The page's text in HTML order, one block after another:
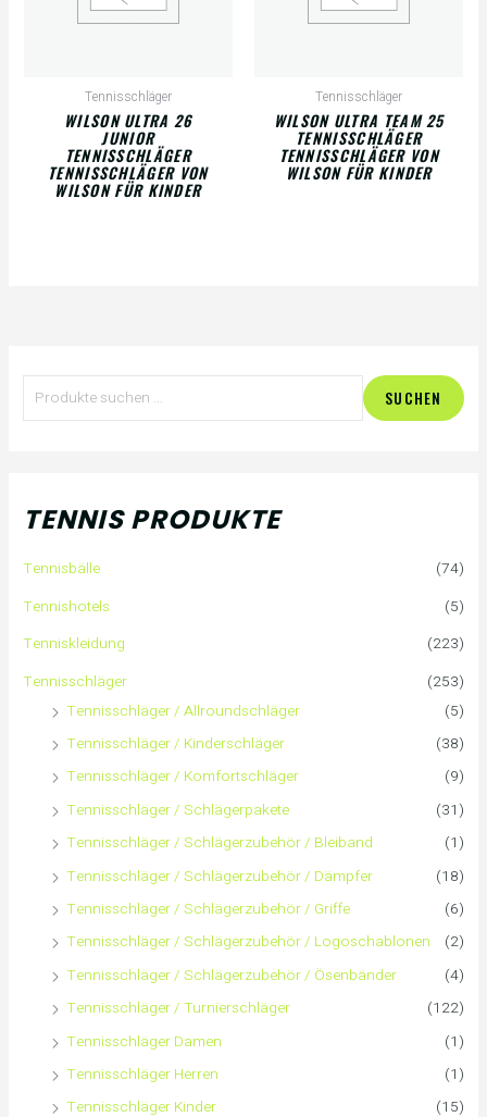
Tennisschläger
WILSON ULTRA 26
JUNIOR
TENNISSCHLÄGER
TENNISSCHLÄGER VON
WILSON FÜR KINDER
Tennisschläger
WILSON ULTRA TEAM 25
TENNISSCHLÄGER
TENNISSCHLÄGER VON
WILSON FÜR KINDER
n
a
SUCHEN
TENNIS PRODUKTE
Tennisbälle
(74)
Tennishotels
(5)
Tenniskleidung
(223)
Tennisschläger
(253)
Tennisschläger / Allroundschläger
(5)
Tennisschläger / Kinderschläger
(38)
Tennisschläger / Komfortschläger
(9)
Tennisschläger / Schlägerpakete
(31)
Tennisschläger / Schlägerzubehör / Bleiband
(1)
Tennisschläger / Schlägerzubehör / Dämpfer
(18)
Tennisschläger / Schlägerzubehör / Griffe
(6)
Tennisschläger / Schlägerzubehör / Logoschablonen
(2)
Tennisschläger / Schlägerzubehör / Ösenbänder
(4)
Tennisschläger / Turnierschläger
(122)
Tennisschläger Damen
(1)
Tennisschläger Herren
(1)
Tennisschläger Kinder
(15)